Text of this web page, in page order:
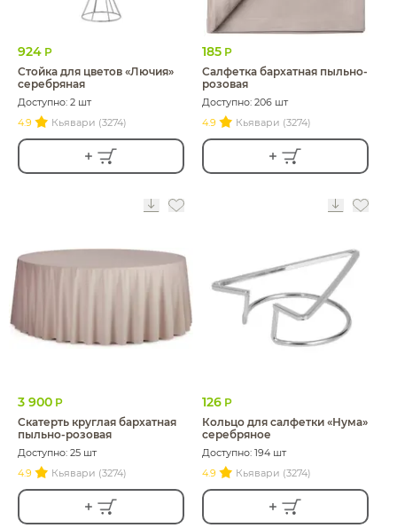
924 Р
Стойка для цветов «Лючия»
серебряная
Доступно: 2 шт
4.9
Кьявари (3274)
185 Р
Салфетка бархатная пыльно-
розовая
Доступно: 206 шт
4.9
Кьявари (3274)
3 900 Р
Скатерть круглая бархатная
пыльно-розовая
Доступно: 25 шт
4.9
Кьявари (3274)
126 Р
Кольцо для салфетки «Нума»
серебряное
Доступно: 194 шт
4.9
Кьявари (3274)